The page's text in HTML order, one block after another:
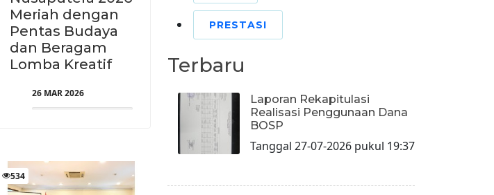
Meriah dengan
Pentas Budaya
dan Beragam
Lomba Kreatif
26 MAR 2026
534
PRESTASI
Terbaru
Laporan Rekapitulasi
Realisasi Penggunaan Dana
BOSP
Tanggal 27-07-2026 pukul 19:37